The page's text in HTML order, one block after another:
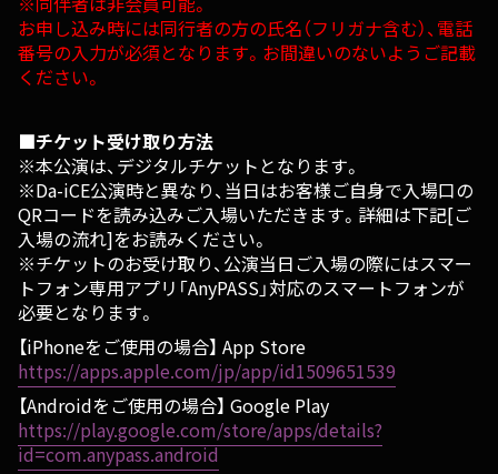
お申し込み時には同行者の方の氏名（フリガナ含む）、電話
番号の入力が必須となります。お間違いのないようご記載
ください。
■チケット受け取り方法
※本公演は、デジタルチケットとなります。
※Da-iCE公演時と異なり、当日はお客様ご自身で入場口の
QRコードを読み込みご入場いただきます。詳細は下記[ご
入場の流れ]をお読みください。
※チケットのお受け取り、公演当日ご入場の際にはスマー
トフォン専用アプリ「AnyPASS」対応のスマートフォンが
必要となります。
【iPhoneをご使用の場合】 App Store
https://apps.apple.com/jp/app/id1509651539
【Androidをご使用の場合】 Google Play
https://play.google.com/store/apps/details?
id=com.anypass.android